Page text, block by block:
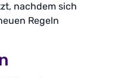
nachdem sich
Regeln